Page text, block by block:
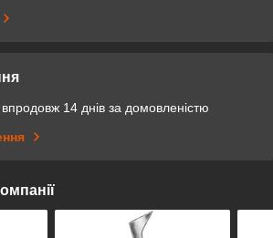
14 днів за домовленістю